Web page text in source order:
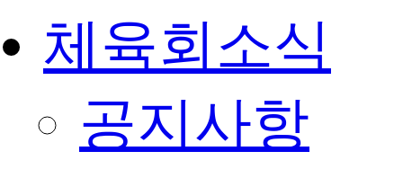
체육회소식
공지사항